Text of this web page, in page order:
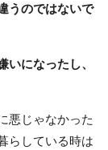
うのではないで
いになったし、
悪じゃなかった
らしている時は